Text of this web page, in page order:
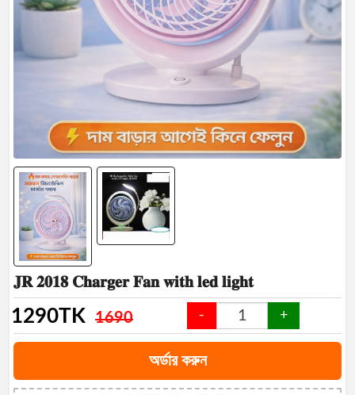
Manage
Logout
𝐉𝐑 𝟐𝟎𝟏𝟖 𝐂𝐡𝐚𝐫𝐠𝐞𝐫 𝐅𝐚𝐧 𝐰𝐢𝐭𝐡 𝐥𝐞𝐝 𝐥𝐢𝐠𝐡𝐭
1290TK 1690 - +
অর্ডার করুন